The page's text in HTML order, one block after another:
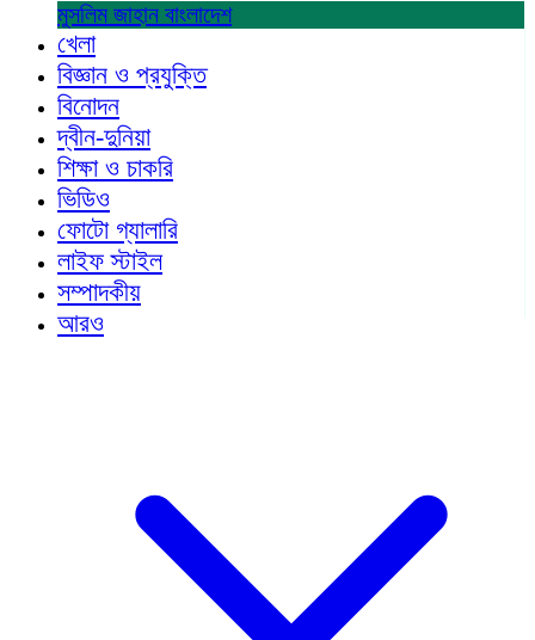
মুসলিম জাহান বাংলাদেশ
খেলা
বিজ্ঞান ও প্রযুক্তি
বিনোদন
দ্বীন-দুনিয়া
শিক্ষা ও চাকরি
ভিডিও
ফোটো গ্যালারি
লাইফ স্টাইল
সম্পাদকীয়
আরও